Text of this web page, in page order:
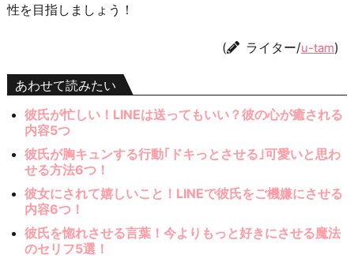
性を目指しましょう！
( ライター/u-tam)
あわせて読みたい
彼氏が忙しい！LINEは送ってもいい？彼の心が癒される
内容5つ
彼氏が胸キュンする行動｢ドキっとさせる｣可愛いと思わ
せる方法6つ！
彼女にされて嬉しいこと！LINEで彼氏をご機嫌にさせる
内容6つ！
彼氏を惚れさせる言葉！今よりもっと好きにさせる魔法
のセリフ5選！